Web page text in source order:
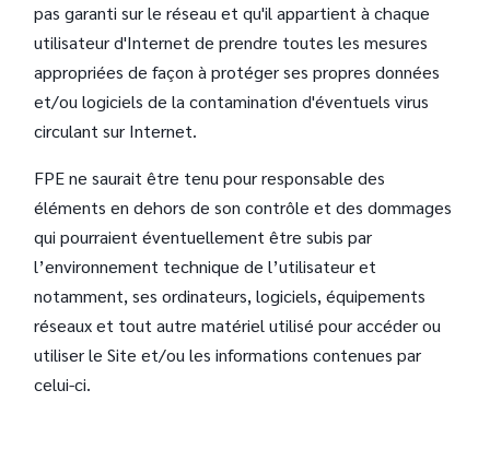
pas garanti sur le réseau et qu'il appartient à chaque
utilisateur d'Internet de prendre toutes les mesures
appropriées de façon à protéger ses propres données
et/ou logiciels de la contamination d'éventuels virus
circulant sur Internet.
FPE ne saurait être tenu pour responsable des
éléments en dehors de son contrôle et des dommages
qui pourraient éventuellement être subis par
l’environnement technique de l’utilisateur et
notamment, ses ordinateurs, logiciels, équipements
réseaux et tout autre matériel utilisé pour accéder ou
utiliser le Site et/ou les informations contenues par
celui-ci.